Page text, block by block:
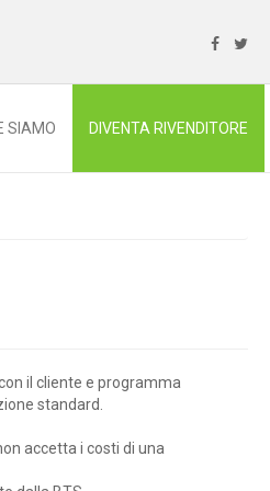
SIAMO DIVENTA RIVENDITORE
il cliente e programma
standard.
accetta i costi di una